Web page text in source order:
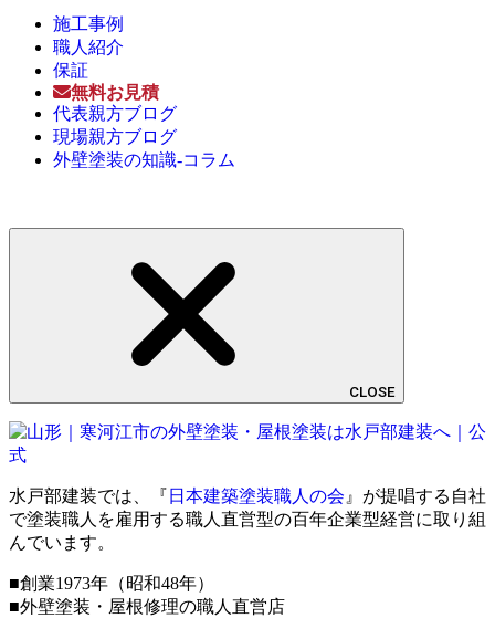
施工事例
職人紹介
保証
無料お見積
代表親方ブログ
現場親方ブログ
外壁塗装の知識-コラム
CLOSE
水戸部建装では、『 日本建築塗装職人の会 』が提唱する自社
で塗装職人を雇用する職人直営型の百年企業型経営に取り組
んでいます。
■創業1973年（昭和48年）
■外壁塗装・屋根修理の職人直営店